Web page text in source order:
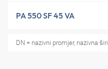
PA 550 SF 45 VA
DN = nazivni promjer, nazivna